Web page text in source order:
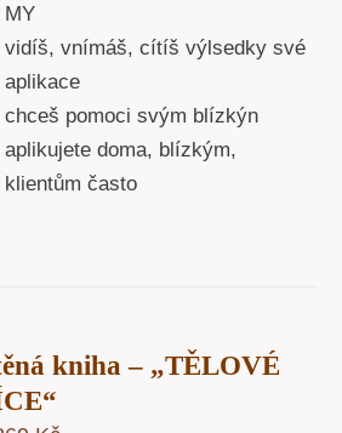
MY
vidíš, vnímáš, cítíš výlsedky své
aplikace
chceš pomoci svým blízkýn
aplikujete doma, blízkým,
klientům často
kniha – „TĚLOVÉ